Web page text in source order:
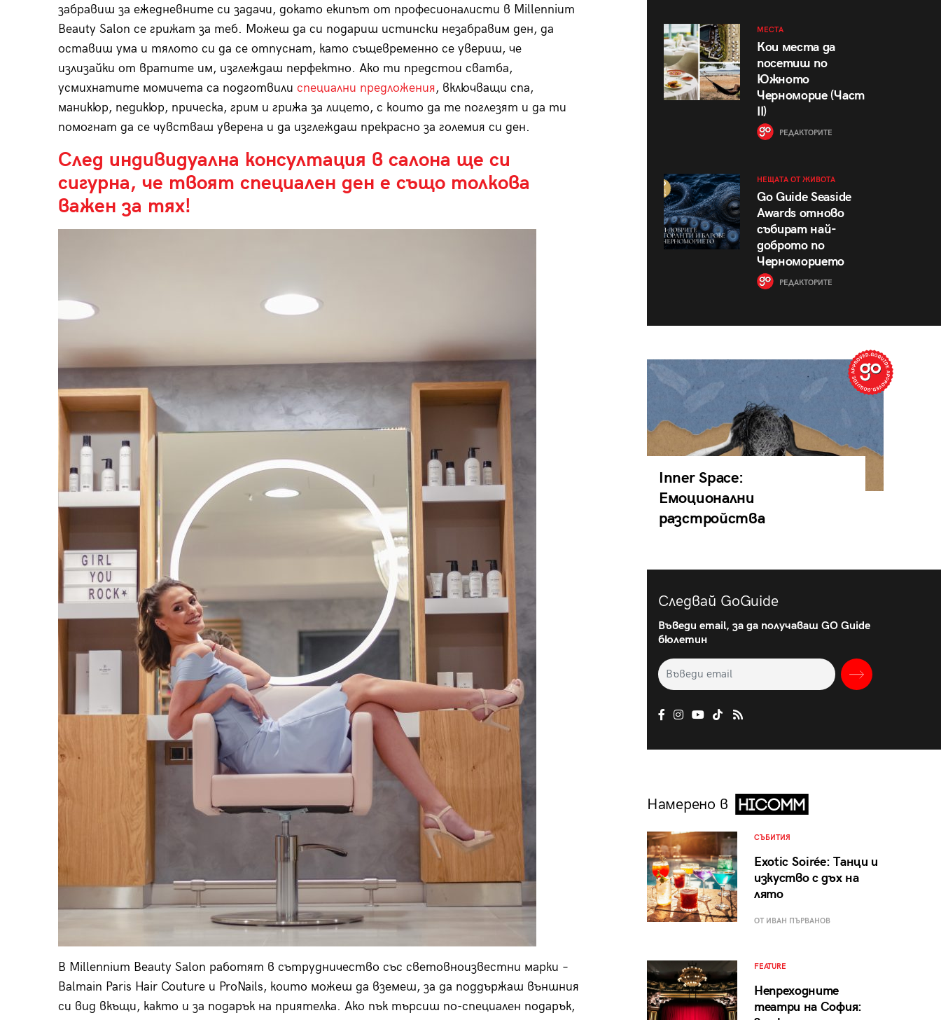
забравиш за ежедневните си задачи, докато екипът от професионалисти в Millennium
Beauty Salon се грижат за теб. Можеш да си подариш истински незабравим ден, да
оставиш ума и тялото си да се отпуснат, като същевременно се увериш, че
излизайки от вратите им, изглеждаш перфектно. Ако ти предстои сватба,
усмихнатите момичета са подготвили специални предложения, включващи спа,
маникюр, педикюр, прическа, грим и грижа за лицето, с които да те поглезят и да ти
помогнат да се чувстваш уверена и да изглеждаш прекрасно за големия си ден.
След индивидуална консултация в салона ще си
сигурна, че твоят специален ден е също толкова
важен за тях!
В Millennium Beauty Salon работят в сътрудничество със световноизвестни марки –
Balmain Paris Hair Couture и ProNails, които можеш да вземеш, за да поддържаш външния
си вид вкъщи, както и за подарък на приятелка. Ако пък търсиш по-специален подарък,
МЕСТА
Кои места да
посетиш по
Южното
Черноморие (Част
II)
РЕДАКТОРИТЕ
НЕЩАТА ОТ ЖИВОТА
Go Guide Seaside
Awards отново
събират най-
доброто по
Черноморието
РЕДАКТОРИТЕ
Inner Space:
Емоционални
разстройства
Следвай GoGuide
Въведи email, за да получаваш GO Guide
бюлетин
Намерено в
СЪБИТИЯ
Exotic Soirée: Танци и
изкуство с дъх на
лято
ОТ ИВАН ПЪРВАНОВ
FEATURE
Непреходните
театри на София: